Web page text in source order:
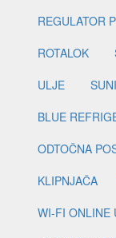
REGULATOR
ROTALOK
ULJE
BLUE
ODTOČNA
KLIPNJAČA
WI-FI ONLINE